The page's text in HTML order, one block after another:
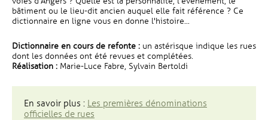
bâtiment ou le lieu-dit ancien auquel elle fait référence ? Ce
dictionnaire en ligne vous en donne l'histoire...
Dictionnaire en cours de refonte : un astérisque indique les rues
dont les données ont été revues et complétées.
Réalisation : Marie-Luce Fabre, Sylvain Bertoldi
En savoir plus : Les premières dénominations
officielles de rues